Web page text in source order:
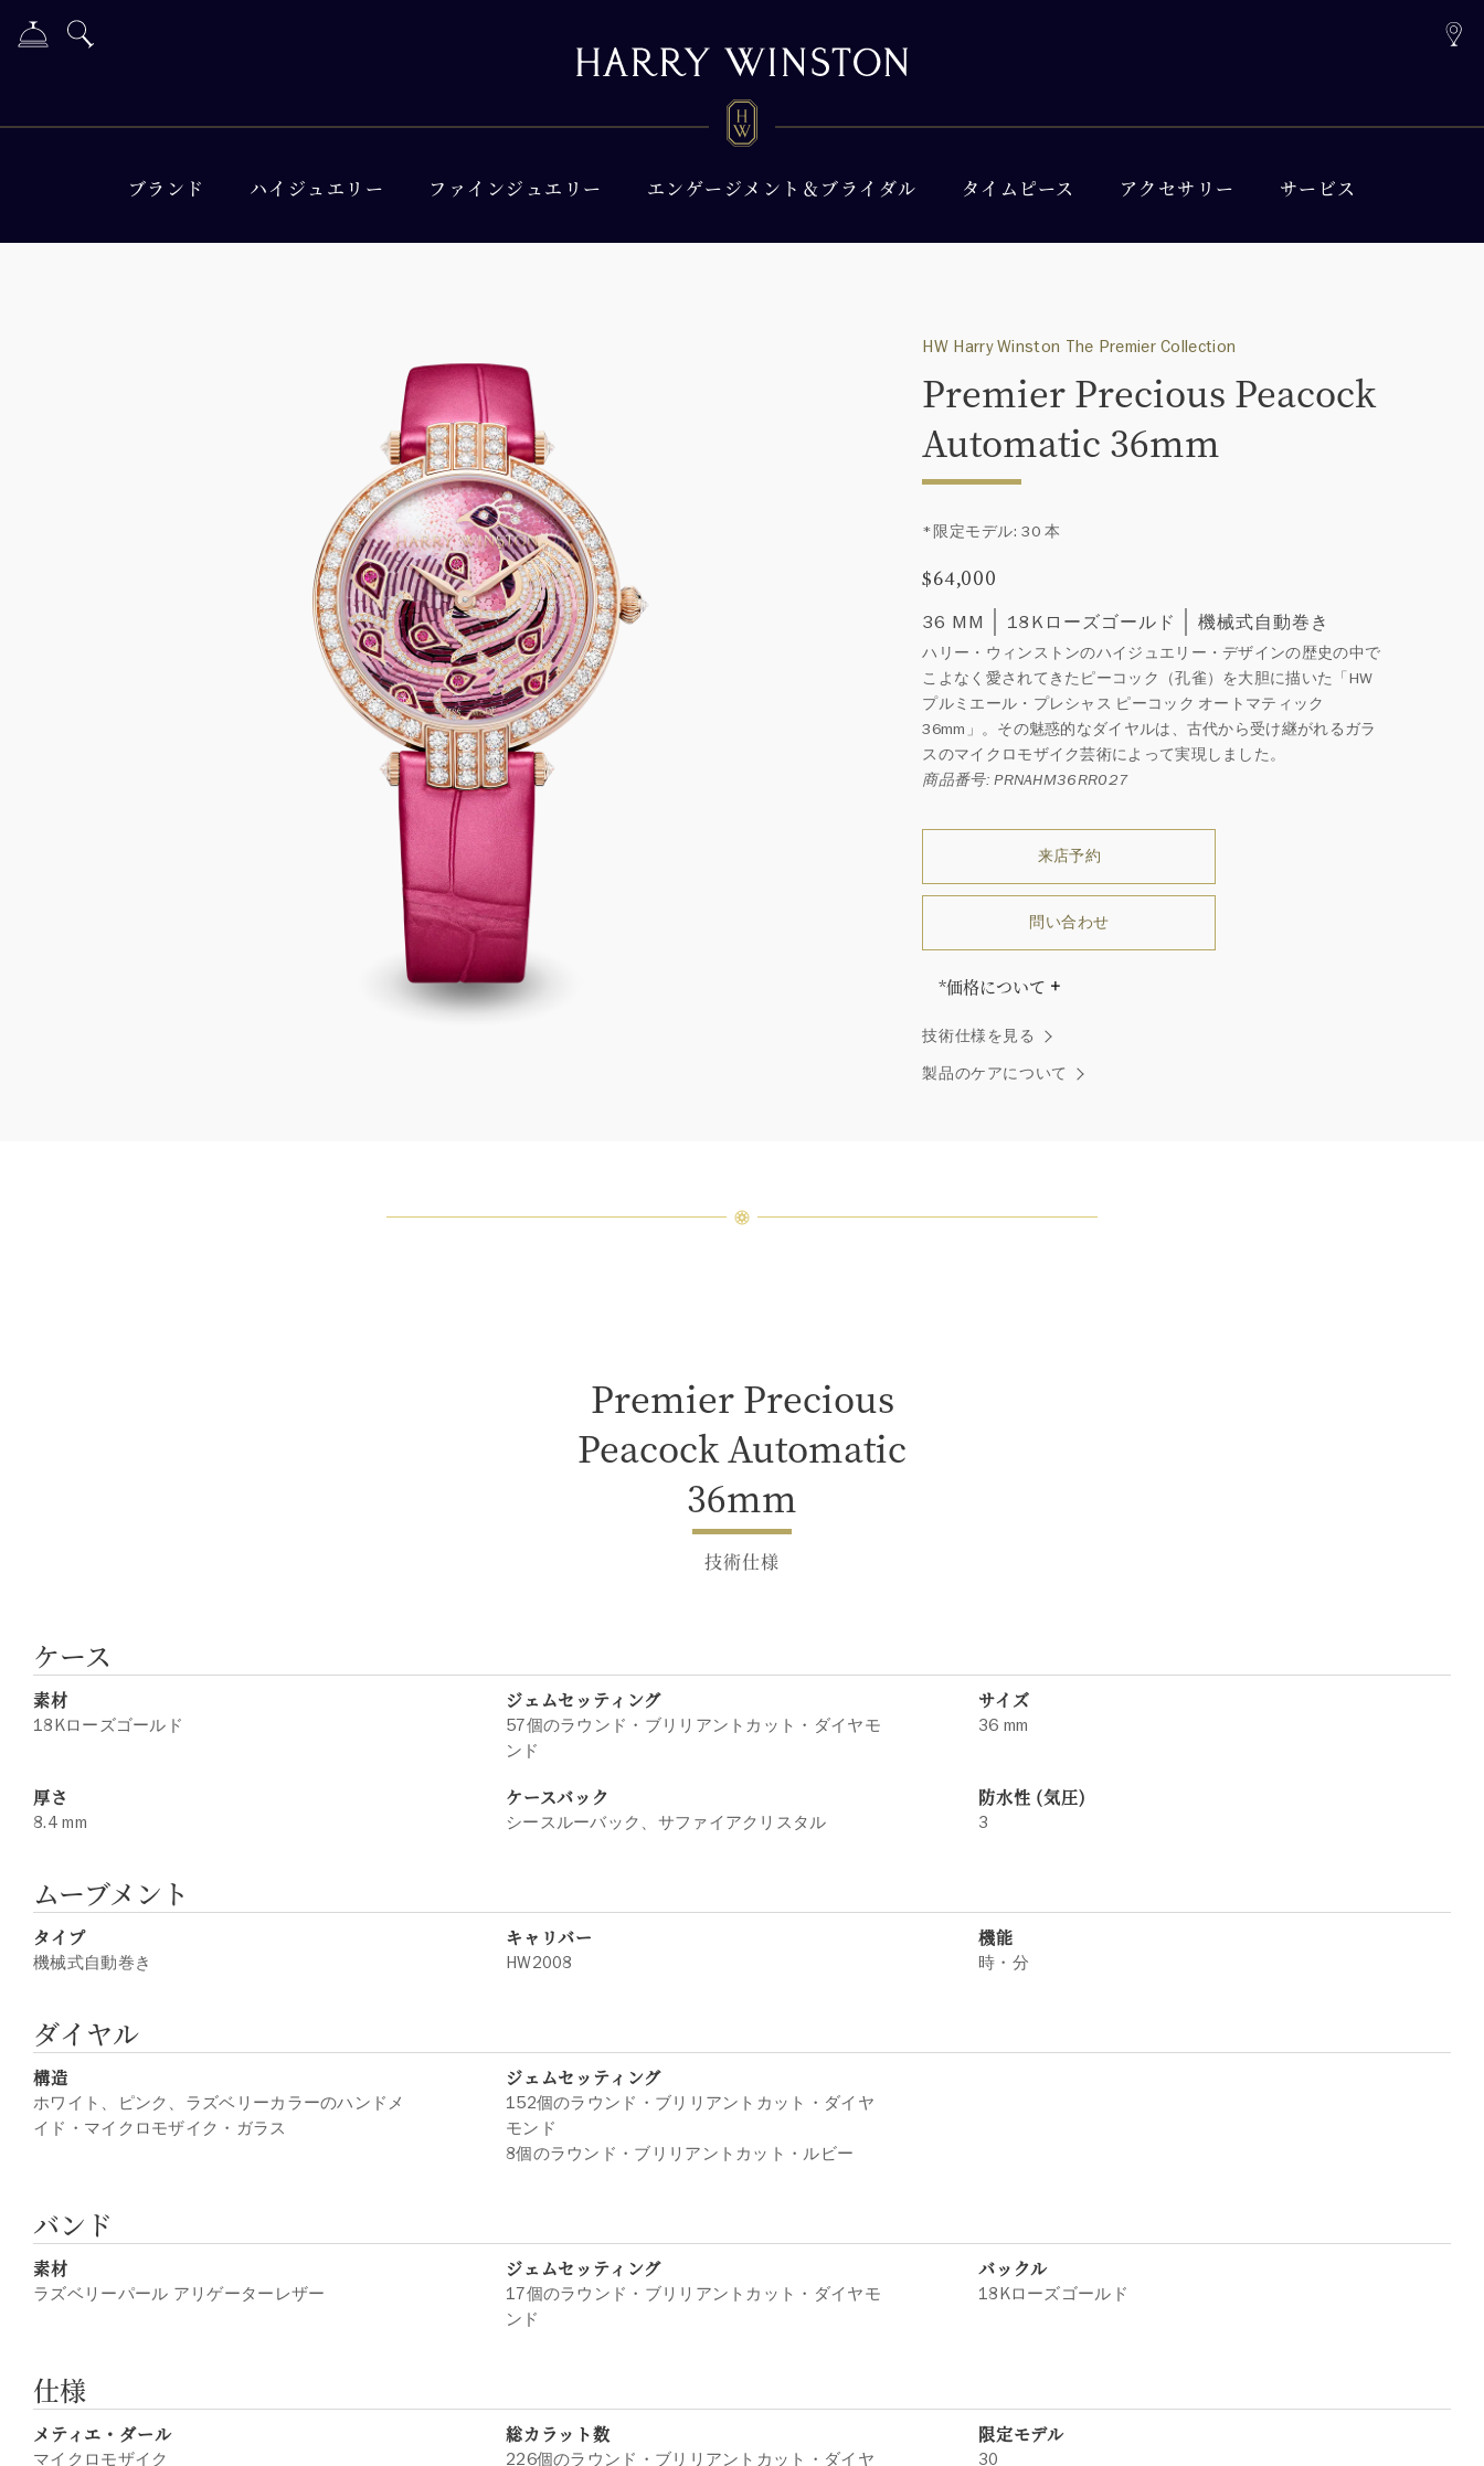
ブランド ハイジュエリー ファインジュエリー エンゲージメント＆ブライダル タイムピース アクセサリー サービス
HW Harry Winston The Premier Collection
Premier Precious Peacock
Automatic 36mm
*限定モデル: 30 本
$64,000
36 MM 18Kローズゴールド 機械式自動巻き
ハリー・ウィンストンのハイジュエリー・デザインの歴史の中で
こよなく愛されてきたピーコック（孔雀）を大胆に描いた「HW
プルミエール・プレシャス ピーコック オートマティック
36mm」。その魅惑的なダイヤルは、古代から受け継がれるガラ
スのマイクロモザイク芸術によって実現しました。
商品番号: PRNAHM36RR027
来店予約
問い合わせ
*価格について
ウィンストンはそう語りました。ハリー・ウィンストンによって
厳選された最高品質のダイヤモンド及びジェムストーンは、ひと
つひとつが唯一無二の個性を有する天然の素材であるため、同製
技術仕様を見る
製品のケアについて
Premier Precious
Peacock Automatic
36mm
技術仕様
ケース
素材
18Kローズゴールド
ジェムセッティング
57個のラウンド・ブリリアントカット・ダイヤモ
ンド
サイズ
36 mm
厚さ
8.4 mm
ケースバック
シースルーバック、サファイアクリスタル
防水性 (気圧)
3
ムーブメント
タイプ
機械式自動巻き
キャリバー
HW2008
機能
時・分
ダイヤル
構造
ホワイト、ピンク、ラズベリーカラーのハンドメ
イド・マイクロモザイク・ガラス
ジェムセッティング
152個のラウンド・ブリリアントカット・ダイヤ
モンド
8個のラウンド・ブリリアントカット・ルビー
バンド
素材
ラズベリーパール アリゲーターレザー
ジェムセッティング
17個のラウンド・ブリリアントカット・ダイヤモ
ンド
バックル
18Kローズゴールド
仕様
メティエ・ダール
マイクロモザイク
総カラット数
226個のラウンド・ブリリアントカット・ダイヤ
限定モデル
30